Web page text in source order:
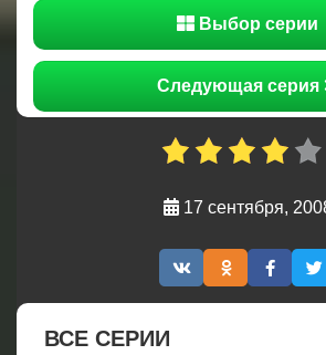
Выбор серии
Следующая серия
17 сентября,
ВСЕ СЕРИИ